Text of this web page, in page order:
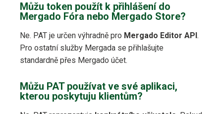
Můžu token použít k přihlášení do
Mergado Fóra nebo Mergado Store?
Ne. PAT je určen výhradně pro Mergado Editor API .
Pro ostatní služby Mergada se přihlašujte
standardně přes Mergado účet.
Můžu PAT používat ve své aplikaci,
kterou poskytuju klientům?